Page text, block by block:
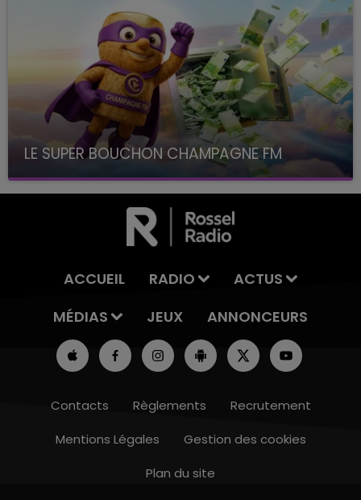
16h00 - 20h00
LE SUPER BOUCHON CHAMPAGNE FM
avec La Famille Champagne FM, à 8H10
ACCUEIL RADIO
ACTUS
MÉDIAS
JEUX ANNONCEURS
Contacts Règlements
Recrutement
Mentions Légales
Gestion des cookies
Plan du site